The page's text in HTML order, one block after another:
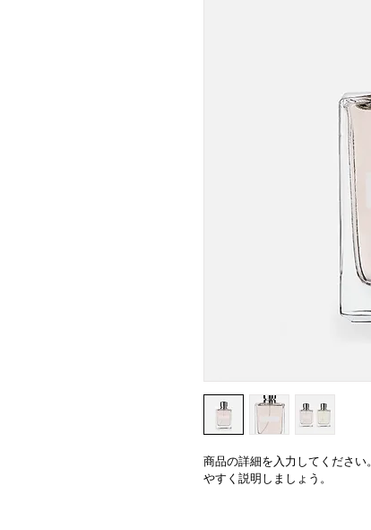
商品の詳細を入力してくださ
やすく説明しましょう。